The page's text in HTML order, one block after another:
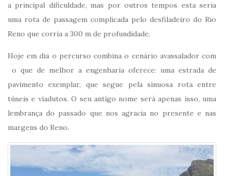
a principal dificuldade, mas por outros tempos esta seria
uma rota de passagem complicada pelo desfiladeiro do Rio
Reno que corria a 300 m de profundidade.
Hoje em dia o percurso combina o cenário avassalador com
o que de melhor a engenharia oferece: uma estrada de
pavimento exemplar, que segue pela sinuosa rota entre
túneis e viadutos. O seu antigo nome será apenas isso, uma
lembrança do passado que nos agracia no presente e nas
margens do Reno.